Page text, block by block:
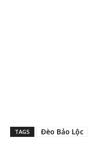
TAGS Đèo Bảo Lộc